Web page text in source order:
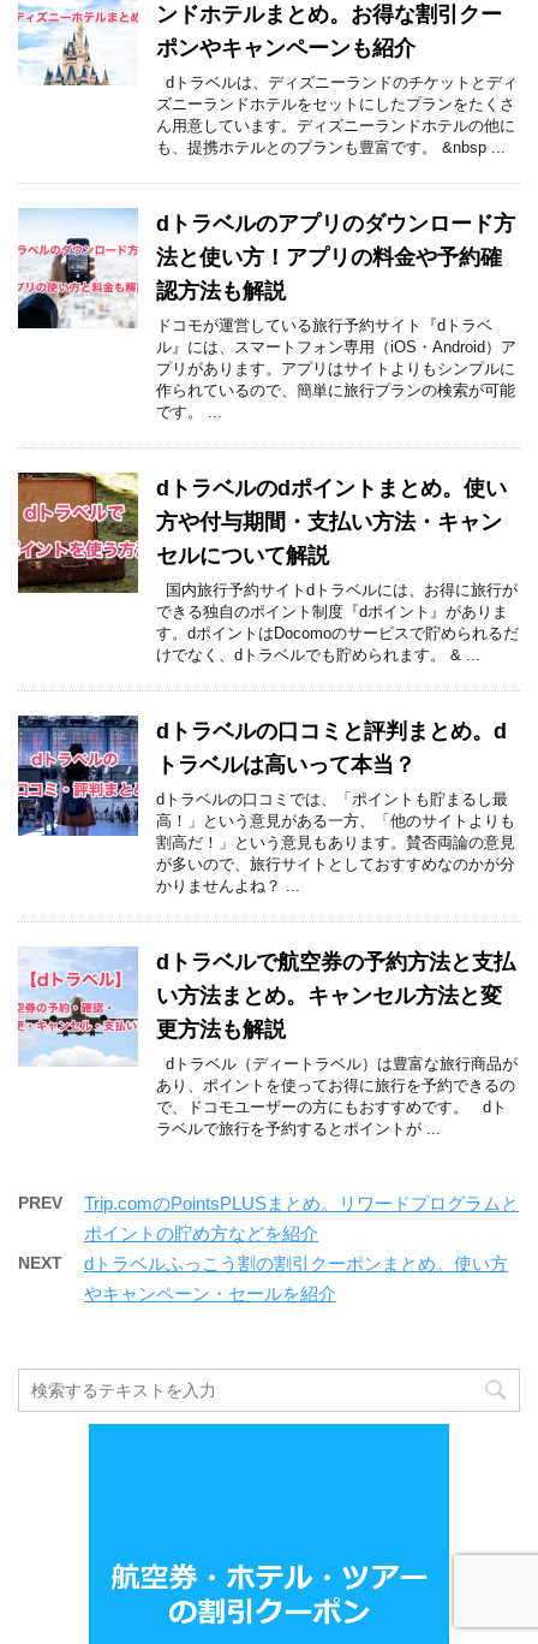
ンドホテルまとめ。お得な割引クー
ポンやキャンペーンも紹介
dトラベルは、ディズニーランドのチケットとディ
ズニーランドホテルをセットにしたプランをたくさ
ん用意しています。ディズニーランドホテルの他に
も、提携ホテルとのプランも豊富です。 &nbsp ...
dトラベルのアプリのダウンロード方
法と使い方！アプリの料金や予約確
認方法も解説
ドコモが運営している旅行予約サイト『dトラベ
ル』には、スマートフォン専用（iOS・Android）ア
プリがあります。アプリはサイトよりもシンプルに
作られているので、簡単に旅行プランの検索が可能
です。 ...
dトラベルのdポイントまとめ。使い
方や付与期間・支払い方法・キャン
セルについて解説
国内旅行予約サイトdトラベルには、お得に旅行が
できる独自のポイント制度『dポイント』がありま
す。dポイントはDocomoのサービスで貯められるだ
けでなく、dトラベルでも貯められます。 & ...
dトラベルの口コミと評判まとめ。d
トラベルは高いって本当？
dトラベルの口コミでは、「ポイントも貯まるし最
高！」という意見がある一方、「他のサイトよりも
割高だ！」という意見もあります。賛否両論の意見
が多いので、旅行サイトとしておすすめなのかが分
かりませんよね？ ...
dトラベルで航空券の予約方法と支払
い方法まとめ。キャンセル方法と変
更方法も解説
dトラベル（ディートラベル）は豊富な旅行商品が
あり、ポイントを使ってお得に旅行を予約できるの
で、ドコモユーザーの方にもおすすめです。 dト
ラベルで旅行を予約するとポイントが ...
PREV
Trip.comのPointsPLUSまとめ。リワードプログラムと
ポイントの貯め方などを紹介
NEXT
dトラベルふっこう割の割引クーポンまとめ。使い方
やキャンペーン・セールを紹介